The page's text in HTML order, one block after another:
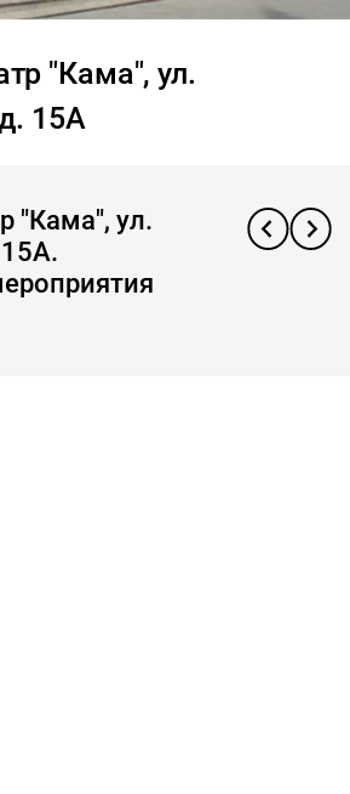
"Кама", ул.
15А
"Кама", ул.